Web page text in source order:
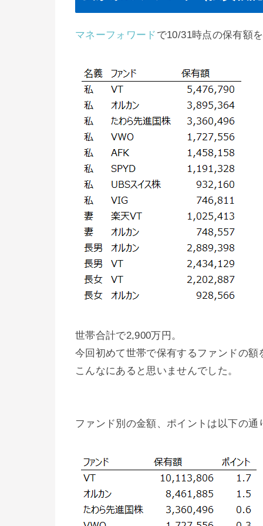
マネーフォワード で10/31時点の保有額
世帯合計で2,900万円。
今回初めて世帯で保有するファンドの額
こんなにあると思いませんでした。
ファンド別の金額、ポイントは以下の通